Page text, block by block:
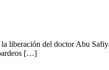
liberación del doctor Abu
[…]